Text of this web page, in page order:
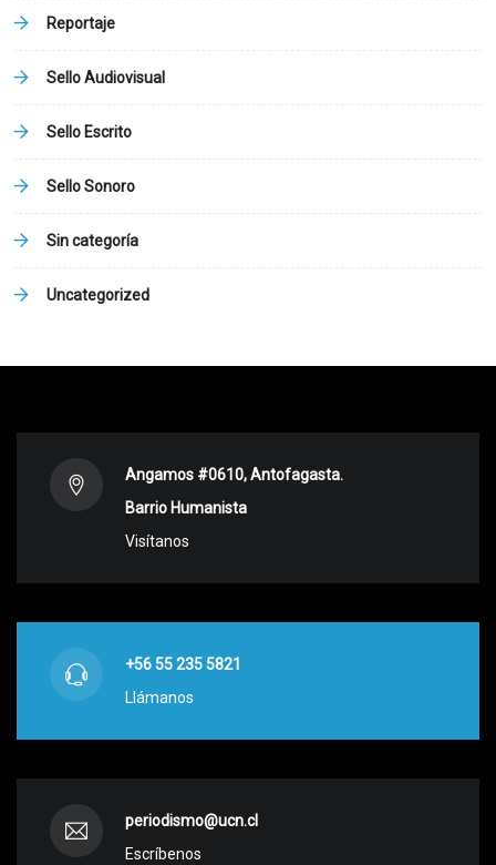
Reportaje
Sello Audiovisual
Sello Escrito
Sello Sonoro
Sin categoría
Uncategorized
Angamos #0610, Antofagasta.
Barrio Humanista
Visítanos
+56 55 235 5821
Llámanos
periodismo@ucn.cl
Escríbenos